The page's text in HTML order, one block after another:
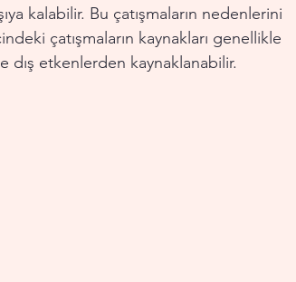
kalabilir. Bu çatışmaların nedenlerini
çatışmaların kaynakları genellikle
dış etkenlerden kaynaklanabilir.